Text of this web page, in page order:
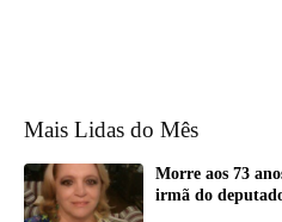
Mais Lidas do Mês
Morre aos 73
irmã do